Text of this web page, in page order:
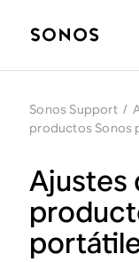
Sonos Support /
productos Sonos
Ajustes